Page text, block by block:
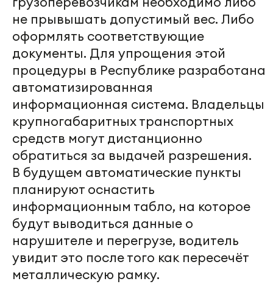
не прывышать допустимый вес. Либо
оформлять соответствующие
документы. Для упрощения этой
процедуры в Республике разработана
автоматизированная
информационная система. Владельцы
крупногабаритных транспортных
средств могут дистанционно
обратиться за выдачей разрешения.
В будущем автоматические пункты
планируют оснастить
информационным табло, на которое
будут выводиться данные о
нарушителе и перегрузе, водитель
увидит это после того как пересечёт
металлическую рамку.